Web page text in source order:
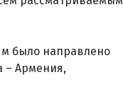
было направлено
– Армения,